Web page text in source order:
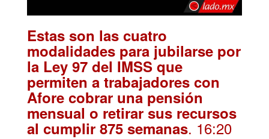
Estas son las cuatro
modalidades para jubilarse por
la Ley 97 del IMSS que
permiten a trabajadores con
Afore cobrar una pensión
mensual o retirar sus recursos
al cumplir 875 semanas. 16:20